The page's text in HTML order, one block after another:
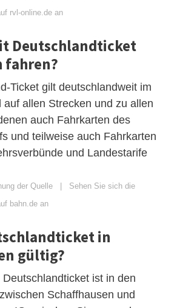
rvl-online.de an
Deutschlandticket
fahren?
Ticket gilt deutschlandweit im
auf allen Strecken und zu allen
auch Fahrkarten des
und teilweise auch Fahrkarten
und Landestarife
der Quelle | Sehen Sie sich die
bahn.de an
in
gültig?
ist in den
Schaffhausen und